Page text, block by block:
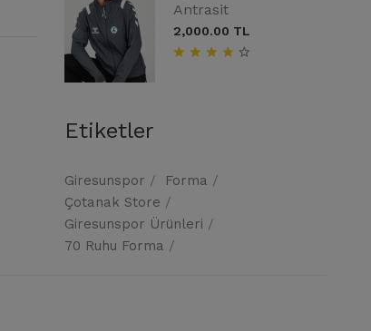
Antrasit
2,000.00 TL
Etiketler
Giresunspor
Forma
Çotanak Store
Giresunspor Ürünleri
70 Ruhu Forma